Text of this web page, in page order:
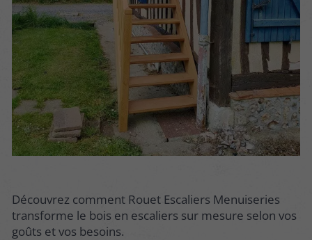
Découvrez comment Rouet Escaliers Menuiseries
transforme le bois en escaliers sur mesure selon vos
goûts et vos besoins.